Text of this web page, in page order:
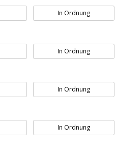
In Ordnung
In Ordnung
In Ordnung
In Ordnung